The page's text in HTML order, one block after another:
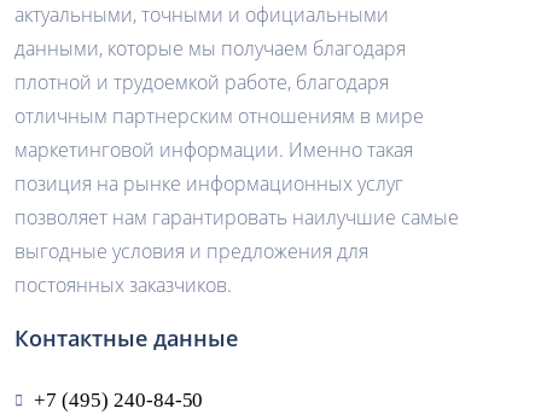
актуальными, точными и официальными
данными, которые мы получаем благодаря
плотной и трудоемкой работе, благодаря
отличным партнерским отношениям в мире
маркетинговой информации. Именно такая
позиция на рынке информационных услуг
позволяет нам гарантировать наилучшие самые
выгодные условия и предложения для
постоянных заказчиков.
Контактные данные